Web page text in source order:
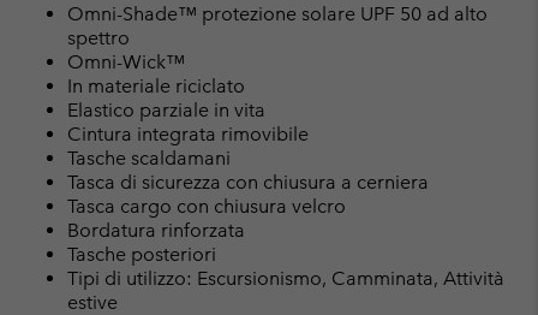
Omni-Shade™ protezione solare UPF 50 ad alto
spettro
Omni-Wick™
In materiale riciclato
Elastico parziale in vita
Cintura integrata rimovibile
Tasche scaldamani
Tasca di sicurezza con chiusura a cerniera
Tasca cargo con chiusura velcro
Bordatura rinforzata
Tasche posteriori
Tipi di utilizzo: Escursionismo, Camminata, Attività
estive